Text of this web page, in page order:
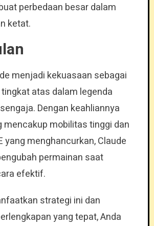
perbedaan besar dalam
ketat.
menjadi kekuasaan sebagai
atas dalam legenda
Dengan keahliannya
mencakup mobilitas tinggi dan
yang menghancurkan, Claude
permainan saat
efektif.
strategi ini dan
yang tepat, Anda